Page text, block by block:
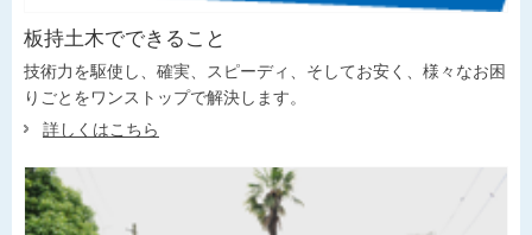
板持土木でできること
技術力を駆使し、確実、スピーディ、そしてお安く、様々なお困
りごとをワンストップで解決します。
詳しくはこちら